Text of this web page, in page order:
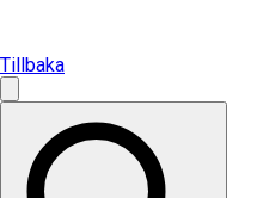
Tillbaka